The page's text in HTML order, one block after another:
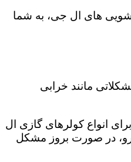
های ال جی، به شما
مانند خرابی
انواع کولرهای گازی ال
رو، در صورت بروز مشکل